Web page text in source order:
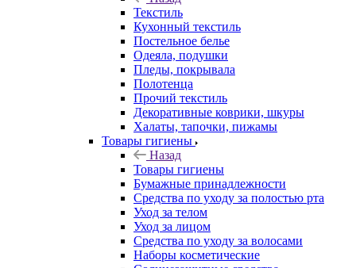
Текстиль
Кухонный текстиль
Постельное белье
Одеяла, подушки
Пледы, покрывала
Полотенца
Прочий текстиль
Декоративные коврики, шкуры
Халаты, тапочки, пижамы
Товары гигиены
Назад
Товары гигиены
Бумажные принадлежности
Средства по уходу за полостью рта
Уход за телом
Уход за лицом
Средства по уходу за волосами
Наборы косметические